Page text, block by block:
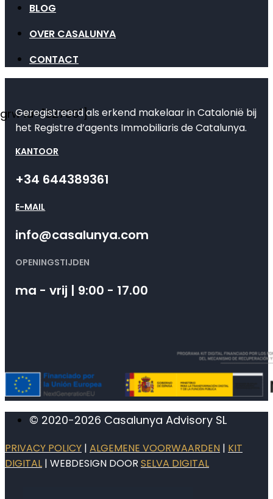
BLOG
OVER CASALUNYA
CONTACT
id="82735"]
Geregistreerd als erkend makelaar in Catalonië bij
het Registre d’agents Immobiliaris de Catalunya.
KANTOOR
+34 644389361
E-MAIL
info@casalunya.com
OPENINGSTIJDEN
ma - vrij | 9:00 - 17.00
© 2020-2026 Casalunya Advisory SL
PRIVACY POLICY | ALGEMENE VOORWAARDEN | KIT
DIGITAL | WEBDESIGN DOOR SELVA DIGITAL